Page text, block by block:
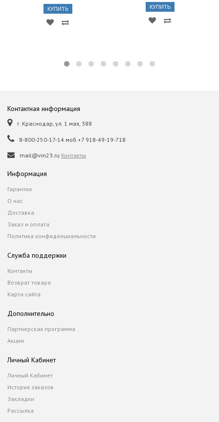
КУПИТЬ КУПИТЬ
Контактная информация
г. Краснодар, ул. 1 мая, 388
8-800-250-17-14 моб.+7 918-49-19-718
mail@vin23.ru Контакты
Информация
Гарантия
О нас
Доставка
Заказ и оплата
Политика конфиденциальности
Служба поддержки
Контакты
Возврат товара
Карта сайта
Дополнительно
Партнерская программа
Акции
Личный Кабинет
Личный Кабинет
История заказов
Закладки
Рассылка